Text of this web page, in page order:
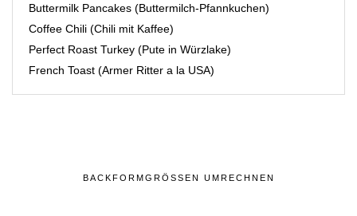
Buttermilk Pancakes (Buttermilch-Pfannkuchen)
Coffee Chili (Chili mit Kaffee)
Perfect Roast Turkey (Pute in Würzlake)
French Toast (Armer Ritter a la USA)
BACKFORMGRÖSSEN UMRECHNEN